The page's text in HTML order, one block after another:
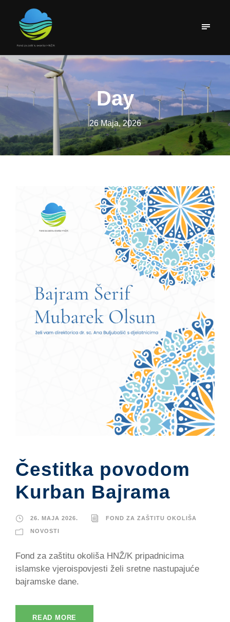
Day
26 Maja, 2026
Čestitka povodom
Kurban Bajrama
26. MAJA 2026. FOND ZA ZAŠTITU OKOLIŠA
NOVOSTI
Fond za zaštitu okoliša HNŽ/K pripadnicima
islamske vjeroispovjesti želi sretne nastupajuće
bajramske dane.
READ MORE